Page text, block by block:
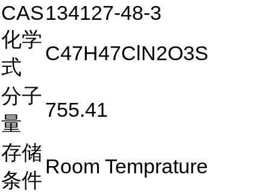
CAS134127-48-3
化学
式
C47H47ClN2O3S
分子
量
755.41
存储
条件
Room Temprature